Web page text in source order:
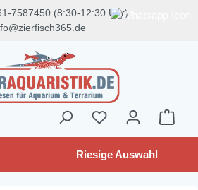
7587450 (8:30-12:30 Uhr)
Riesige Auswahl